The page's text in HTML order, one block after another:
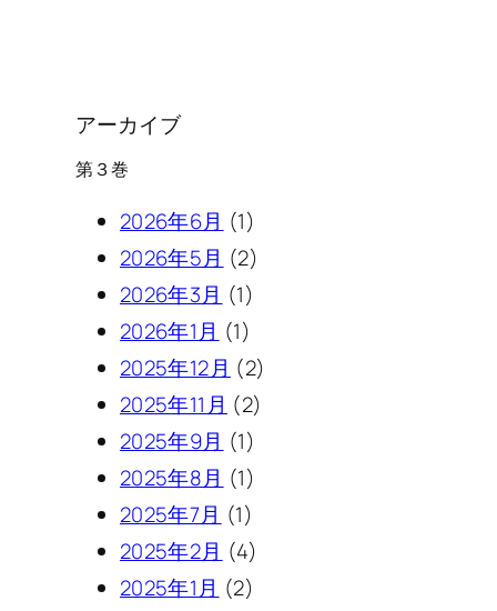
アーカイブ
第３巻
2026年6月 (1)
2026年5月 (2)
2026年3月 (1)
2026年1月 (1)
2025年12月 (2)
2025年11月 (2)
2025年9月 (1)
2025年8月 (1)
2025年7月 (1)
2025年2月 (4)
2025年1月 (2)